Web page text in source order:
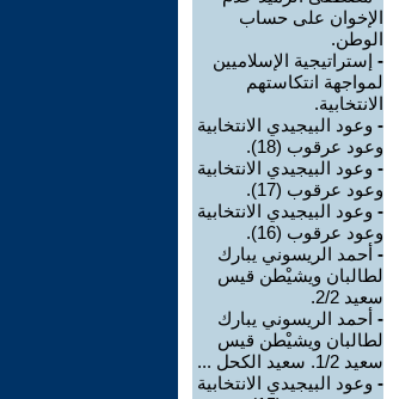
الإخوان على حساب
الوطن.
- إستراتيجية الإسلاميين
لمواجهة انتكاستهم
الانتخابية.
- وعود البيجيدي الانتخابية
وعود عرقوب (18).
- وعود البيجيدي الانتخابية
وعود عرقوب (17).
- وعود البيجيدي الانتخابية
وعود عرقوب (16).
- أحمد الريسوني يبارك
لطالبان ويشيْطن قيس
سعيد 2/2.
- أحمد الريسوني يبارك
لطالبان ويشيْطن قيس
سعيد 1/2. سعيد الكحل ...
- وعود البيجيدي الانتخابية